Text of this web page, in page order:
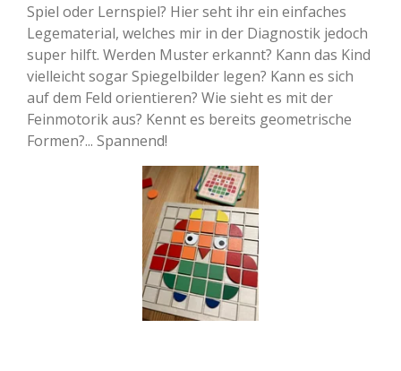
Spiel oder Lernspiel? Hier seht ihr ein einfaches
Legematerial, welches mir in der Diagnostik jedoch
super hilft. Werden Muster erkannt? Kann das Kind
vielleicht sogar Spiegelbilder legen? Kann es sich
auf dem Feld orientieren? Wie sieht es mit der
Feinmotorik aus? Kennt es bereits geometrische
Formen?... Spannend!